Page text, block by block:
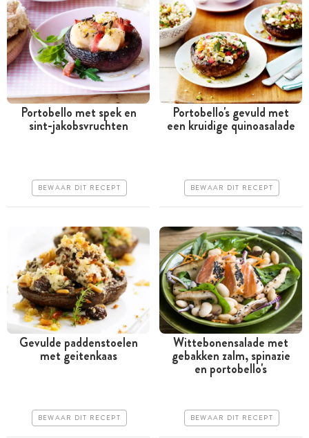
Tussen 30 minuten en 1
Portobello met spek en
sint-jakobsvruchten
BEWAAR DIT RECEPT
Minder dan 30 minuten
Makkelijk
Portobello's gevuld met
een kruidige quinoasalade
BEWAAR DIT RECEPT
Tussen 30 minuten en 1
Gevulde paddenstoelen
met geitenkaas
BEWAAR DIT RECEPT
Meer dan 1 uur
Makkelijk
Wittebonensalade met
gebakken zalm, spinazie
en portobello's
BEWAAR DIT RECEPT